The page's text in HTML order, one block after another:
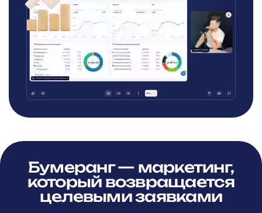
Бумеранг — маркетинг,
который возвращается
целевыми заявками